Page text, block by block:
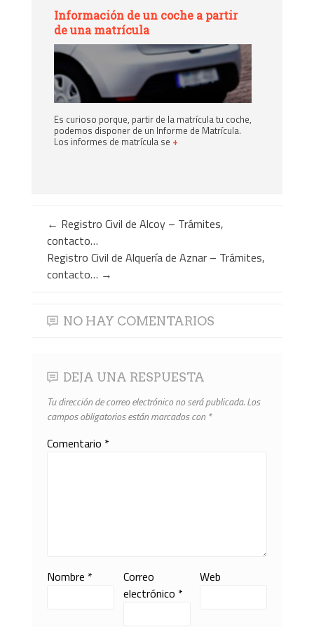
Información de un coche a partir
de una matrícula
Es curioso porque, partir de la matrícula tu coche,
podemos disponer de un Informe de Matrícula.
Los informes de matrícula se +
← Registro Civil de Alcoy – Trámites,
contacto…
Registro Civil de Alquería de Aznar – Trámites,
contacto… →
NO HAY COMENTARIOS
DEJA UNA RESPUESTA
Tu dirección de correo electrónico no será publicada.Los
campos obligatorios están marcados con *
Comentario *
Nombre *
Correo
electrónico *
Web